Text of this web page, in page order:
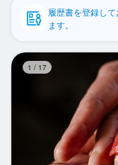
履歴書を登録し
ます。
1 / 17